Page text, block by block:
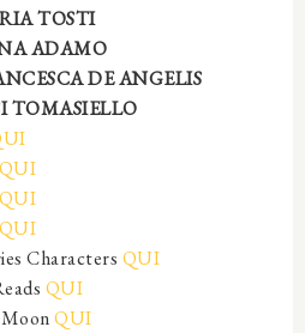
TOSTI
ADAMO
DE ANGELIS
TOMASIELLO
QUI
QUI
QUI
Characters QUI
QUI
QUI